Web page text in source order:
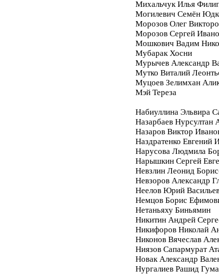
Михальчук Илья
Могилевич Семён
Морозов Олег
Морозов Сергей
Мошкович Вадим
Мубарак Хосни
Мурычев Александр
Мутко Виталий
Муцоев Зелимхан
Мэй Тереза
Набиуллина Эльвира
Назарбаев Нурсултан
Назаров Виктор
Наздратенко Евгений
Нарусова Людмила
Нарышкин Сергей
Невзлин Леонид
Невзоров Александр
Неелов Юрий
Немцов Борис
Нетаньяху Биньямин
Никитин Андрей
Никифоров Николай
Никонов Вячеслав
Ниязов Сапармурат
Новак Александр
Нургалиев Рашид